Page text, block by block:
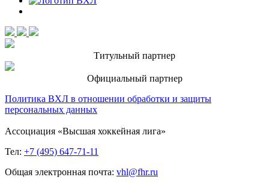
Титульный партнер
Официальный партнер
Политика ВХЛ в отношении обработки и защиты
персональных данных
Ассоциация «Высшая хоккейная лига»
Тел: +7 (495) 647-71-11
Общая электронная почта: vhl@fhr.ru